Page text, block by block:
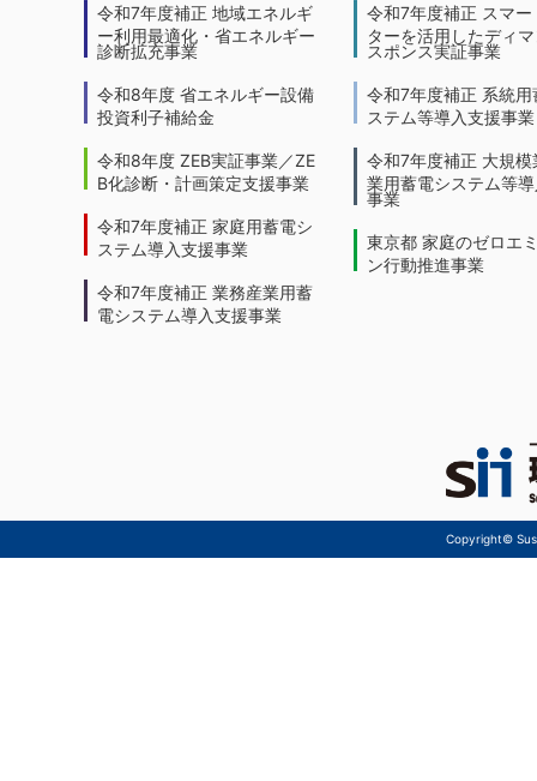
令和7年度補正 地域エネルギ
ー利用最適化・省エネルギー
診断拡充事業
令和8年度 省エネルギー設備
投資利子補給金
令和8年度 ZEB実証事業／ZE
B化診断・計画策定支援事業
令和7年度補正 家庭用蓄電シ
ステム導入支援事業
令和7年度補正 業務産業用蓄
電システム導入支援事業
令和7年度補正 スマー
ターを活用したディ
スポンス実証事業
令和7年度補正 系統用
ステム等導入支援事業
令和7年度補正 大規模
業用蓄電システム等
事業
東京都 家庭のゼロエ
ン行動推進事業
Copyright©